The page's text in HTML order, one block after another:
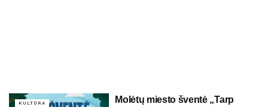
KULTŪRA
Molėtų miesto šventė „Tarp